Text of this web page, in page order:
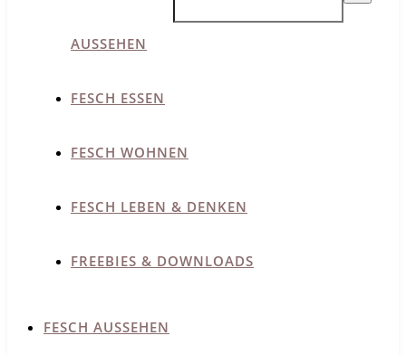
AUSSEHEN
FESCH ESSEN
FESCH WOHNEN
FESCH LEBEN & DENKEN
FREEBIES & DOWNLOADS
FESCH AUSSEHEN